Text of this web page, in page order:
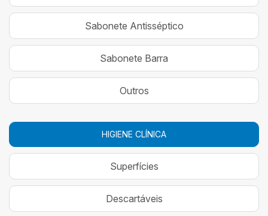
Sabonete Antisséptico
Sabonete Barra
Outros
HIGIENE CLÍNICA
Superfícies
Descartáveis